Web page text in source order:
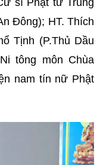
sĩ Phật tử Trung
Đông); HT. Thích
Tịnh (P.Thủ Dầu
tông môn Chùa
nam tín nữ Phật